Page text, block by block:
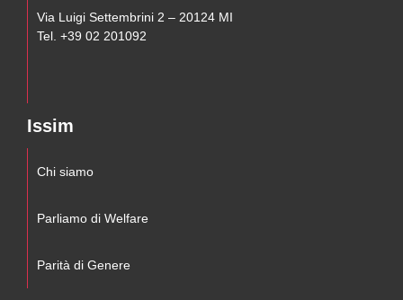
Via Luigi Settembrini 2 – 20124 MI
Tel. +39 02 201092
Issim
Chi siamo
Parliamo di Welfare
Parità di Genere